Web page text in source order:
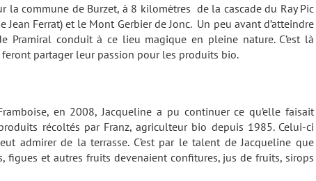
la commune de Burzet, à 8 kilomètres de la cascade du Ray Pic
Ferrat) et le Mont Gerbier de Jonc. Un peu avant d’atteindre
Pramiral conduit à ce lieu magique en pleine nature. C’est là
partager leur passion pour les produits bio.
en 2008, Jacqueline a pu continuer ce qu’elle faisait
récoltés par Franz, agriculteur bio depuis 1985. Celui-ci
admirer de la terrasse. C’est par le talent de Jacqueline que
figues et autres fruits devenaient confitures, jus de fruits, sirops